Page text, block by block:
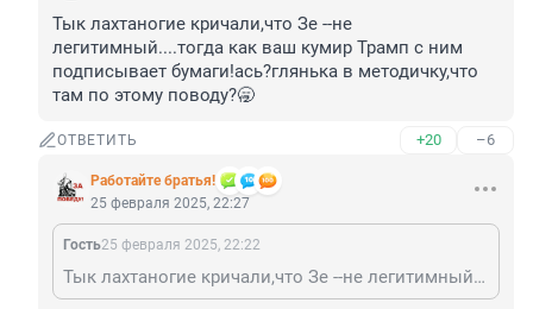
Тык лахтаногие кричали,что Зе --не
легитимный....тогда как ваш кумир Трамп с ним
подписывает бумаги!ась?глянька в методичку,что
там по этому поводу?🥱
ОТВЕТИТЬ +20 –6
Работайте братья!
25 февраля 2025, 22:27
Гость25 февраля 2025, 22:22
Тык лахтаногие кричали,что Зе --не легитимный....тогда как ваш кумир Трамп с ним подписывает бумаги!ась?глянька в методичку,что там по этому поводу?🥱